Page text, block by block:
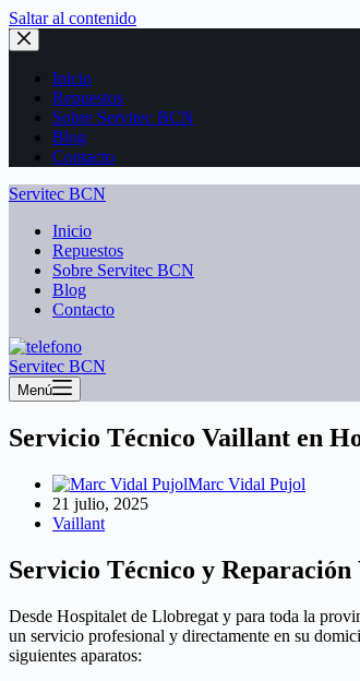
Saltar al contenido
Inicio
Repuestos
Sobre Servitec BCN
Blog
Contacto
Servitec BCN
Inicio
Repuestos
Sobre Servitec BCN
Blog
Contacto
Servitec BCN
Menú
Servicio Técnico Vaillant en
Marc Vidal Pujol
21 julio, 2025
Vaillant
Servicio Técnico y
Desde Hospitalet de Llobregat y para toda la
un servicio profesional y directamente en su
siguientes aparatos: